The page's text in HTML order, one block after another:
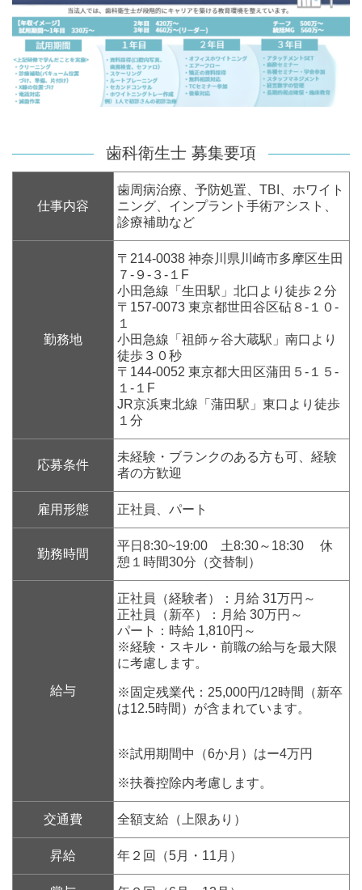
歯科衛生士 募集要項
仕事内容
歯周病治療、予防処置、TBI、ホワイト
ニング、インプラント手術アシスト、
診療補助など
勤務地
〒214-0038 神奈川県川崎市多摩区生田
７-９-３-１F
小田急線「生田駅」北口より徒歩２分
〒157-0073 東京都世田谷区砧８-１０-
１
小田急線「祖師ヶ谷大蔵駅」南口より
徒歩３０秒
〒144-0052 東京都大田区蒲田５-１５-
１-１F
JR京浜東北線「蒲田駅」東口より徒歩
１分
応募条件
未経験・ブランクのある方も可、経験
者の方歓迎
雇用形態 正社員、パート
勤務時間
平日8:30~19:00 土8:30～18:30 休
憩１時間30分（交替制）
給与
正社員（経験者）：月給 31万円～
正社員（新卒）：月給 30万円～
パート：時給 1,810円～
※経験・スキル・前職の給与を最大限
に考慮します。
※固定残業代：25,000円/12時間（新卒
は12.5時間）が含まれています。
※試用期間中（6か月）はー4万円
※扶養控除内考慮します。
交通費 全額支給（上限あり）
昇給 年２回（5月・11月）